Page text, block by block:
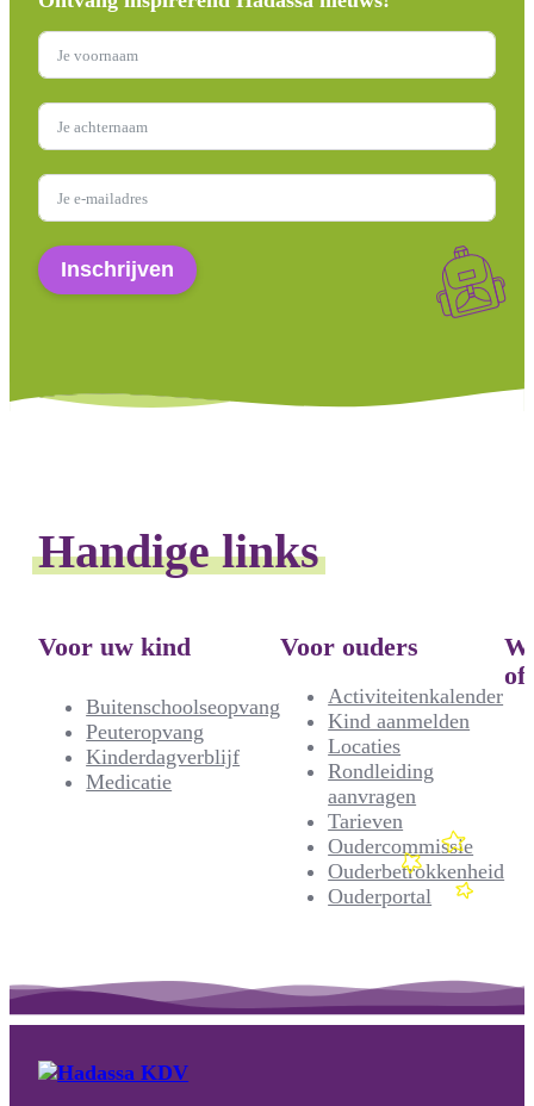
Inschrijven
Handige links
Voor uw kind
Buitenschoolseopvang
Peuteropvang
Kinderdagverblijf
Medicatie
Voor ouders
Activiteitenkalender
Kind aanmelden
Locaties
Rondleiding
aanvragen
Tarieven
Oudercommissie
Ouderbetrokkenheid
Ouderportal
of